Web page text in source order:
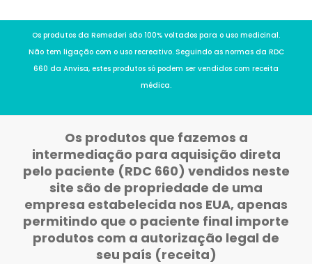
Os produtos da Remederi são 100% voltados para o uso medicinal.
Não tem ligação com o uso recreativo. Seguindo as normas da RDC
660 da Anvisa, estes produtos só podem ser vendidos com receita
médica.
Os produtos que fazemos a
intermediação para aquisição direta
pelo paciente (RDC 660) vendidos neste
site são de propriedade de uma
empresa estabelecida nos EUA, apenas
permitindo que o paciente final importe
produtos com a autorização legal de
seu país (receita)